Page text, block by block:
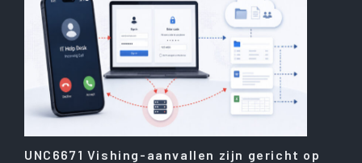
UNC6671 Vishing-aanvallen zijn gericht op